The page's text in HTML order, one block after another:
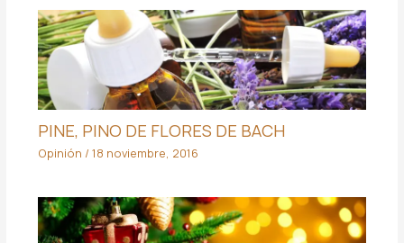
PINE, PINO DE FLORES DE BACH
Opinión / 18 noviembre, 2016